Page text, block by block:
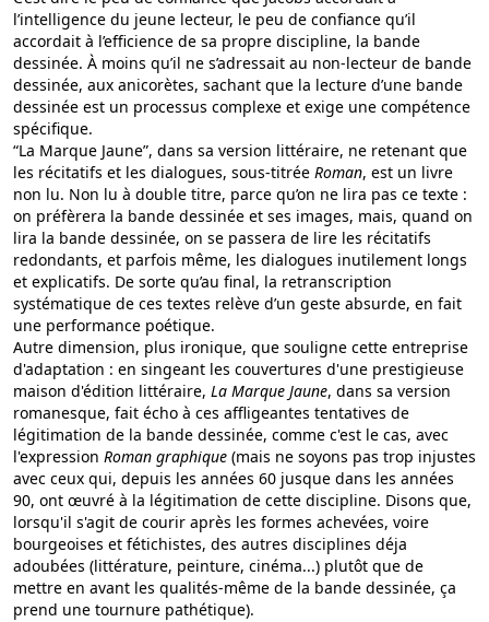
l’intelligence du jeune lecteur, le peu de confiance qu’il
accordait à l’efficience de sa propre discipline, la bande
dessinée. À moins qu’il ne s’adressait au non-lecteur de bande
dessinée, aux anicorètes, sachant que la lecture d’une bande
dessinée est un processus complexe et exige une compétence
spécifique.
“La Marque Jaune”, dans sa version littéraire, ne retenant que
les récitatifs et les dialogues, sous-titrée Roman, est un livre
non lu. Non lu à double titre, parce qu’on ne lira pas ce texte :
on préfèrera la bande dessinée et ses images, mais, quand on
lira la bande dessinée, on se passera de lire les récitatifs
redondants, et parfois même, les dialogues inutilement longs
et explicatifs. De sorte qu’au final, la retranscription
systématique de ces textes relève d’un geste absurde, en fait
une performance poétique.
Autre dimension, plus ironique, que souligne cette entreprise
d'adaptation : en singeant les couvertures d'une prestigieuse
maison d'édition littéraire, La Marque Jaune, dans sa version
romanesque, fait écho à ces affligeantes tentatives de
légitimation de la bande dessinée, comme c'est le cas, avec
l'expression Roman graphique (mais ne soyons pas trop injustes
avec ceux qui, depuis les années 60 jusque dans les années
90, ont œuvré à la légitimation de cette discipline. Disons que,
lorsqu'il s'agit de courir après les formes achevées, voire
bourgeoises et fétichistes, des autres disciplines déja
adoubées (littérature, peinture, cinéma...) plutôt que de
mettre en avant les qualités-même de la bande dessinée, ça
prend une tournure pathétique).